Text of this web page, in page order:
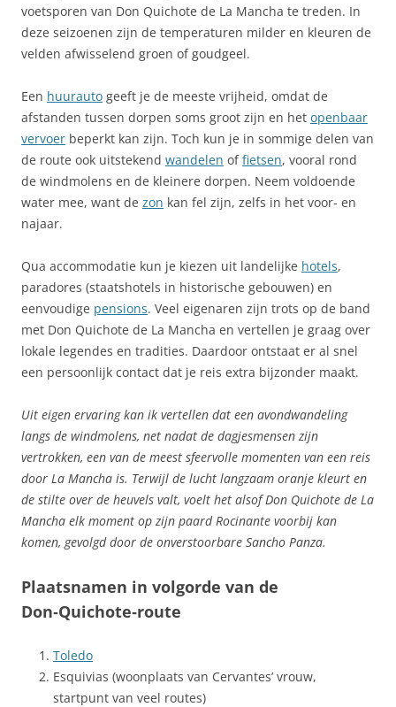
voetsporen van Don Quichote de La Mancha te treden. In
deze seizoenen zijn de temperaturen milder en kleuren de
velden afwisselend groen of goudgeel.
Een huurauto geeft je de meeste vrijheid, omdat de
afstanden tussen dorpen soms groot zijn en het openbaar
vervoer beperkt kan zijn. Toch kun je in sommige delen van
de route ook uitstekend wandelen offietsen, vooral rond
de windmolens en de kleinere dorpen. Neem voldoende
water mee, want de zon kan fel zijn, zelfs in het voor- en
najaar.
Qua accommodatie kun je kiezen uit landelijke hotels,
paradores (staatshotels in historische gebouwen) en
eenvoudige pensions. Veel eigenaren zijn trots op de band
met Don Quichote de La Mancha en vertellen je graag over
lokale legendes en tradities. Daardoor ontstaat er al snel
een persoonlijk contact dat je reis extra bijzonder maakt.
Uit eigen ervaring kan ik vertellen dat een avondwandeling
langs de windmolens, net nadat de dagjesmensen zijn
vertrokken, een van de meest sfeervolle momenten van een reis
door La Mancha is. Terwijl de lucht langzaam oranje kleurt en
de stilte over de heuvels valt, voelt het alsof Don Quichote de La
Mancha elk moment op zijn paard Rocinante voorbij kan
komen, gevolgd door de onverstoorbare Sancho Panza.
Plaatsnamen in volgorde van de
Don‑Quichote‑route
Toledo
Esquivias (woonplaats van Cervantes’ vrouw,
startpunt van veel routes)